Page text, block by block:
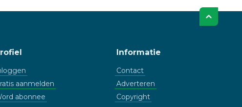
aanmelden
abonnee
Informatie
Contact
Adverteren
Copyright